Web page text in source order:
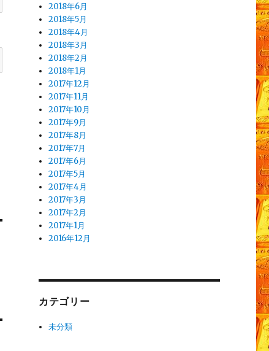
2018年6月
2018年5月
2018年4月
2018年3月
2018年2月
2018年1月
2017年12月
2017年11月
2017年10月
2017年9月
2017年8月
2017年7月
2017年6月
2017年5月
2017年4月
2017年3月
2017年2月
2017年1月
2016年12月
カテゴリー
未分類